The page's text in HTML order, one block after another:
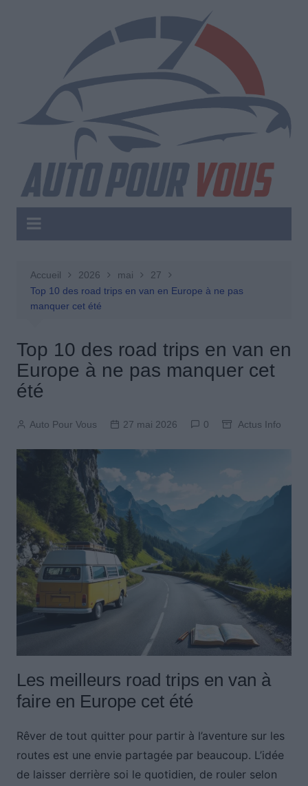
Accueil 2026 mai
27
Top 10 des road trips en van en Europe à ne pas
manquer cet été
Top 10 des road trips en van en
Europe à ne pas manquer cet
été
Auto Pour Vous 27 mai 2026 0 Actus Info
Les meilleurs road trips en van à
faire en Europe cet été
Rêver de tout quitter pour partir à l’aventure sur les
routes est une envie partagée par beaucoup. L’idée
de laisser derrière soi le quotidien, de rouler selon